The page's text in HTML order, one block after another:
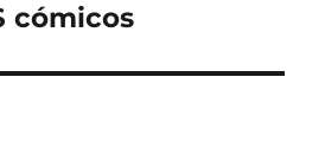
cómicos